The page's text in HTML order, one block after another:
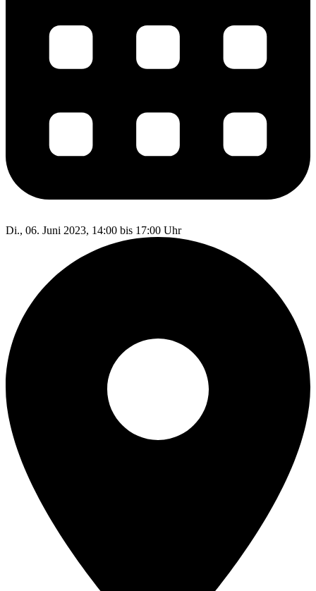
Di., 06. Juni 2023, 14:00 bis 17:00 Uhr